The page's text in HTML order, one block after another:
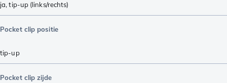
ja, tip-up (links/rechts)
Pocket clip positie
tip-up
Pocket clip zijde